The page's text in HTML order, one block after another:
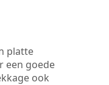
platte
een goede
ook